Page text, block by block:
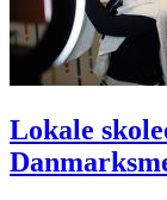
Lokale